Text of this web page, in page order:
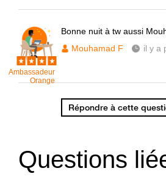
Ambassadeur
Orange
Bonne nuit à tw aussi
Mouhamad F
il y a
Répondre à cette
Questions